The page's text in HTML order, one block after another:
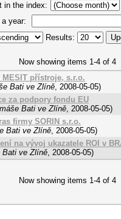
in the index:
year:
Results:
Now showing items 1-4 of 4
přístroje, s.r.o.
Bati ve Zlíně, 2008-05-05)
za podpory fondu EU
Bati ve Zlíně, 2008-05-05)
firmy SORIN s.r.o.
Bati ve Zlíně, 2008-05-05)
na vývoj ukazatele ROI v
Bati ve Zlíně, 2008-05-05)
Now showing items 1-4 of 4